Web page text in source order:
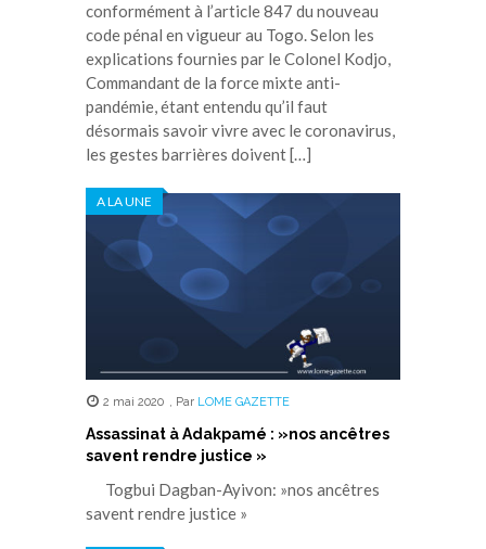
conformément à l’article 847 du nouveau
code pénal en vigueur au Togo. Selon les
explications fournies par le Colonel Kodjo,
Commandant de la force mixte anti-
pandémie, étant entendu qu’il faut
désormais savoir vivre avec le coronavirus,
les gestes barrières doivent […]
A LA UNE
2 mai 2020 , Par LOME GAZETTE
Assassinat à Adakpamé : »nos ancêtres
savent rendre justice »
Togbui Dagban-Ayivon: »nos ancêtres
savent rendre justice »